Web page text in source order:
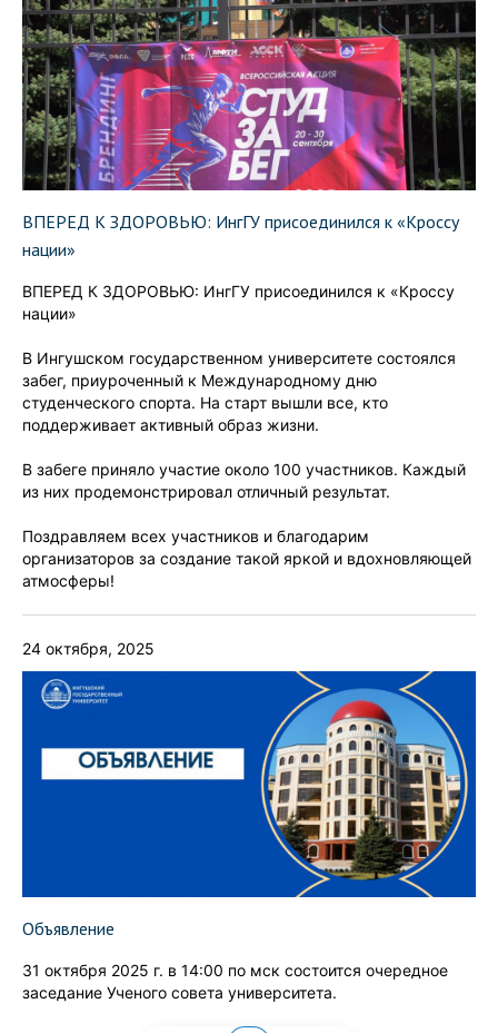
ВПЕРЕД К ЗДОРОВЬЮ: ИнгГУ присоединился к «Кроссу
нации»
ВПЕРЕД К ЗДОРОВЬЮ: ИнгГУ присоединился к «Кроссу
нации»
В Ингушском государственном университете состоялся
забег, приуроченный к Международному дню
студенческого спорта. На старт вышли все, кто
поддерживает активный образ жизни.
В забеге приняло участие около 100 участников. Каждый
из них продемонстрировал отличный результат.
Поздравляем всех участников и благодарим
организаторов за создание такой яркой и вдохновляющей
атмосферы!
24 октября, 2025
Объявление
31 октября 2025 г. в 14:00 по мск состоится очередное
заседание Ученого совета университета.